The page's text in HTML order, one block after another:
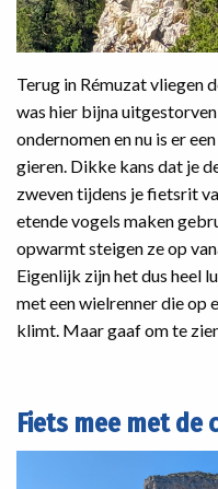
Terug in Rémuzat vliegen
was hier bijna
ondernomen en nu is er
gieren. Dikke kans dat je
zweven tijdens je fietsrit
etende vogels maken
opwarmt steigen ze op
Eigenlijk zijn het dus heel
met een wielrenner die op
klimt. Maar gaaf om te
Fiets mee met de